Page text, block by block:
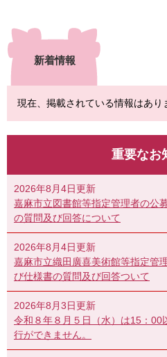
新着情報
現在、掲載されている情報はあり
重要なお
2026年8月4日更新
嘉麻市立図書館等指定管理者の公
の質問及び回答について
2026年8月4日更新
嘉麻市立織田廣喜美術館等指定管
び仕様書の質問及び回答ついて
2026年8月3日更新
令和８年８月５日（水）は15：00
行ができません。